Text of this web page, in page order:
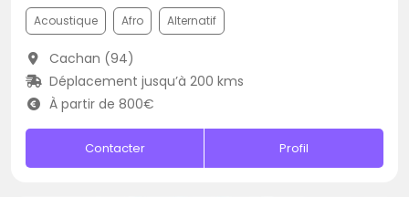
Acoustique Afro Alternatif
Cachan (94)
Déplacement jusqu’à 200 kms
À partir de 800€
Contacter Profil